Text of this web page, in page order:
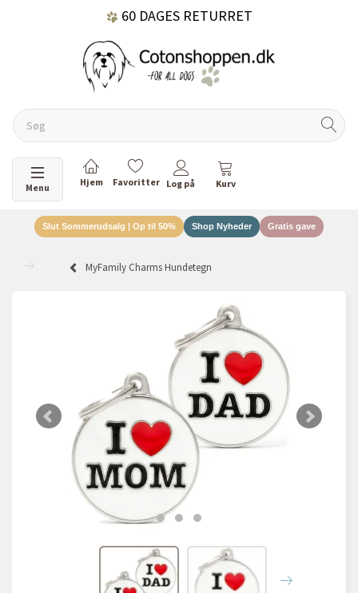
60 DAGES RETURRET
Skifte navigation
Menu
Slut Sommerudsalg | Op til 50% Shop Nyheder Gratis gave
MyFamily Charms Hundetegn